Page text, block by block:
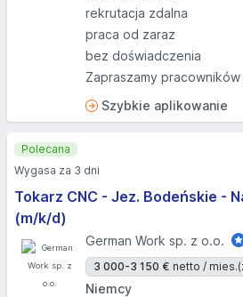
rekrutacja zdalna
praca od zaraz
bez doświadczenia
Zapraszamy
Szybkie aplikowanie
Tokarz CNC - Jez. Bodeńskie -
(m/k/d)
German Work sp. z o.o.
3 000-3 150 € netto / mies.
Niemcy
Polecana
Wygasa za 3 dni